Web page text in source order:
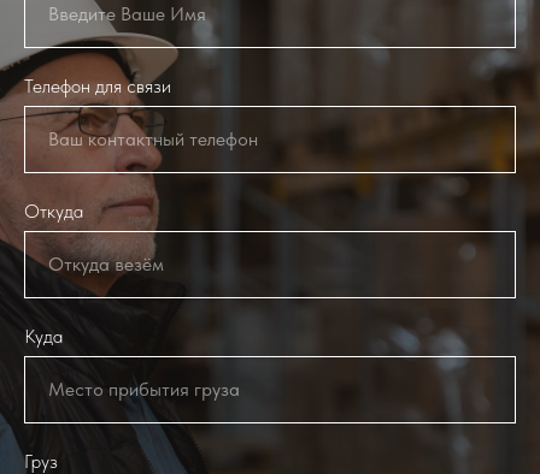
Введите Ваше Имя
Телефон для связи
Ваш контактный телефон
Откуда
Откуда везём
Куда
Место прибытия груза
Груз